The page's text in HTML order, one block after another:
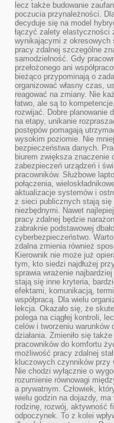
lecz także budowanie
poczucia przynależności.
decyduje się na model
łączyć zalety elastyczności
wynikającymi z okresowych
pracy zdalnej szczególne
samodzielność. Gdy
przełożonego ani
bieżąco przypominają o
organizować własny czas,
reagować na zmiany. Nie
łatwo, ale są to
rozwijać. Dobre planowanie
na etapy, unikanie
postępów pomagają
wysokim poziomie. Nie
bezpieczeństwa danych.
biurem zwiększa znaczenie
zabezpieczeń urządzeń i
pracowników. Służbowe
połączenia,
aktualizacje systemów i
z sieci publicznych stają się
niezbędnymi. Nawet
pracy zdalnej będzie
zabraknie podstawowej
cyberbezpieczeństwo.
zdalna zmienia również
Kierownik nie może już
tym, kto siedzi najdłużej
sprawia wrażenie
stają się inne kryteria,
efektami, komunikacją,
współpracą. Dla wielu
lekcja. Okazało się, że
polega na ciągłej kontroli,
celów i tworzeniu warunków
działania. Zmieniło się
pracowników do komfortu
możliwość pracy zdalnej
kluczowych czynników przy
Nie chodzi wyłącznie o
rozumienie równowagi
a prywatnym. Człowiek,
wielu godzin na dojazdy,
rodzinę, rozwój, aktywność
odpoczynek. To z kolei